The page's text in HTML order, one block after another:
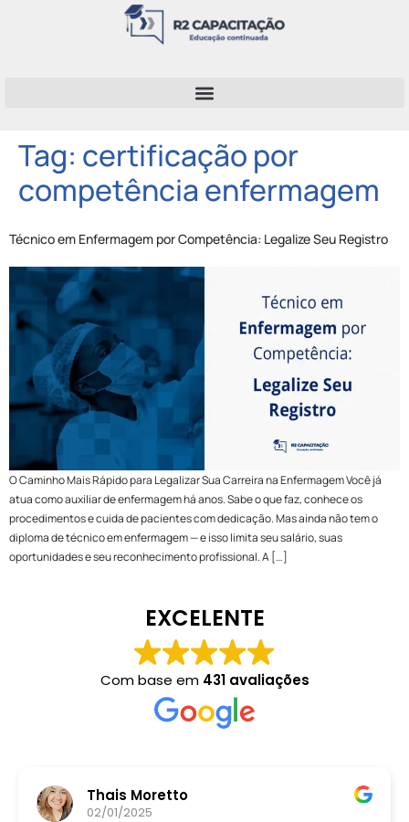
Tag: certificação por
competência enfermagem
Técnico em Enfermagem por Competência: Legalize Seu Registro
O Caminho Mais Rápido para Legalizar Sua Carreira na Enfermagem Você já
atua como auxiliar de enfermagem há anos. Sabe o que faz, conhece os
procedimentos e cuida de pacientes com dedicação. Mas ainda não tem o
diploma de técnico em enfermagem — e isso limita seu salário, suas
oportunidades e seu reconhecimento profissional. A […]
EXCELENTE
Com base em 431 avaliações
Thais Moretto
02/01/2025